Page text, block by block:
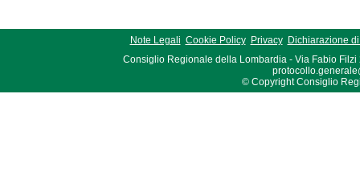
Note Legali Cookie Policy Privacy
Dichiarazione
Consiglio Regionale della Lombardia - Via Fabio Filzi
© Copyright Consiglio